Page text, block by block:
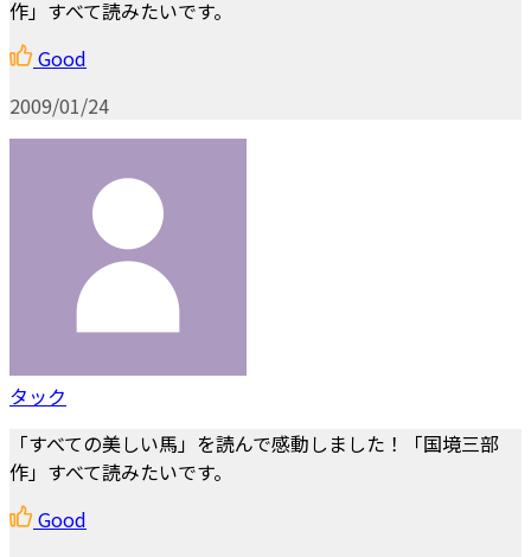
作」すべて読みたいです。
Good
2009/01/24
タック
「すべての美しい馬」を読んで感動しました！「国境三部
作」すべて読みたいです。
Good